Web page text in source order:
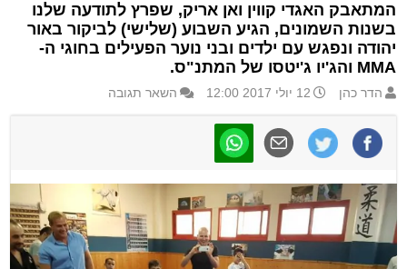
המתאבק האגדי קווין ואן אריק, שפרץ לתודעה שלנו
בשנות השמונים, הגיע השבוע (שלישי) לביקור באור
יהודה ונפגש עם ילדים ובני נוער הפעילים בחוגי ה-
MMA והג'יו ג'יטסו של המתנ"ס.
הדר כהן 12 יולי 2017 12:00 השאר תגובה